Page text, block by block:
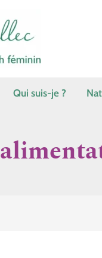
Qui suis-je ?